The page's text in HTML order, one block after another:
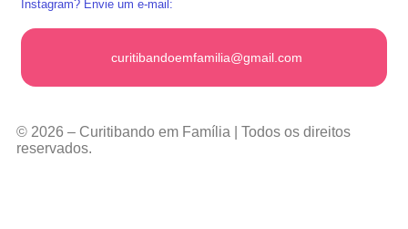
Instagram? Envie um e-mail:
curitibandoemfamilia@gmail.com
© 2026 – Curitibando em Família | Todos os direitos
reservados.